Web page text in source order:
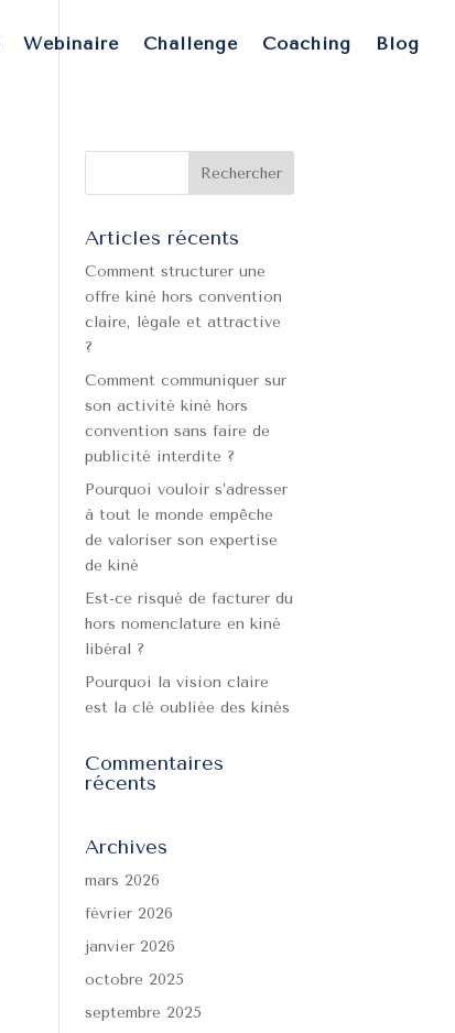
Webinaire Challenge Coaching Blog
Articles récents
Comment structurer une
offre kiné hors convention
claire, légale et attractive
?
Comment communiquer sur
son activité kiné hors
convention sans faire de
publicité interdite ?
Pourquoi vouloir s’adresser
à tout le monde empêche
de valoriser son expertise
de kiné
Est-ce risqué de facturer du
hors nomenclature en kiné
libéral ?
Pourquoi la vision claire
est la clé oubliée des kinés
Commentaires
récents
Archives
mars 2026
février 2026
janvier 2026
octobre 2025
septembre 2025